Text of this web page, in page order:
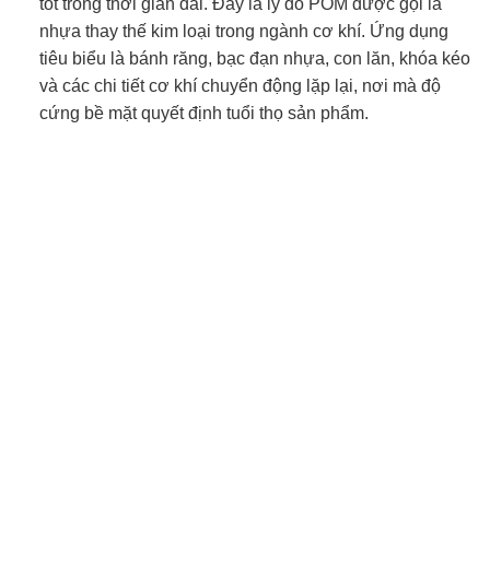
tốt trong thời gian dài. Đây là lý do POM được gọi là
nhựa thay thế kim loại trong ngành cơ khí. Ứng dụng
tiêu biểu là bánh răng, bạc đạn nhựa, con lăn, khóa kéo
và các chi tiết cơ khí chuyển động lặp lại, nơi mà độ
cứng bề mặt quyết định tuổi thọ sản phẩm.